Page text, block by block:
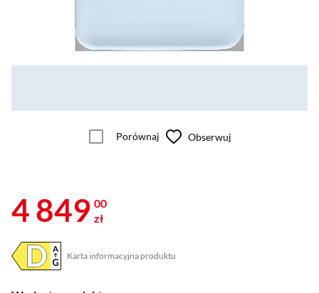
Porównaj Obserwuj
4 849 00
zł
Karta informacyjna produktu
Plik w formacie pdf
(otworzy się w nowym oknie)